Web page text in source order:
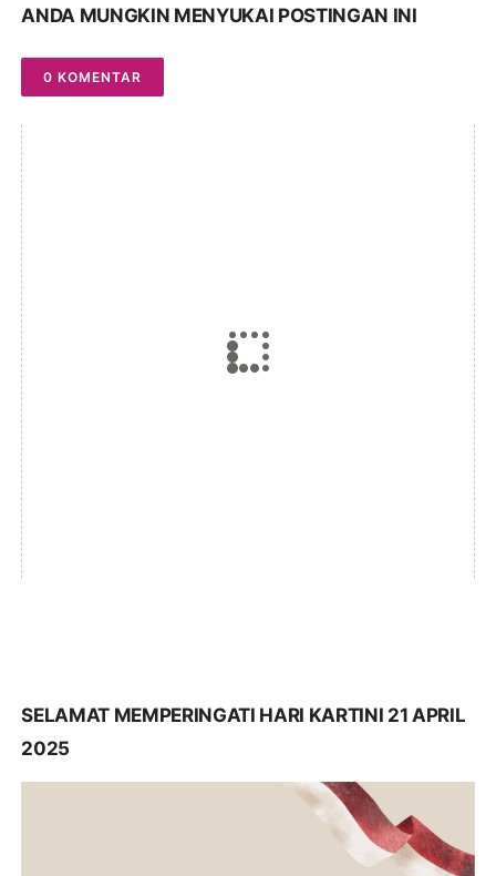
ANDA MUNGKIN MENYUKAI POSTINGAN INI
0 KOMENTAR
SELAMAT MEMPERINGATI HARI KARTINI 21 APRIL
2025